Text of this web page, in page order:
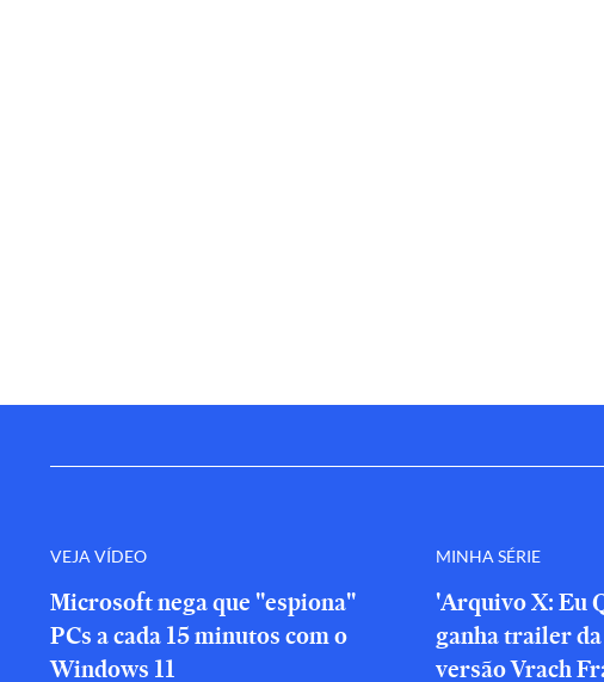
VEJA VÍDEO
Microsoft nega que "espiona"
PCs a cada 15 minutos com o
Windows 11
MINHA SÉRIE
'Arquivo X: Eu
ganha trailer
versão Vrach